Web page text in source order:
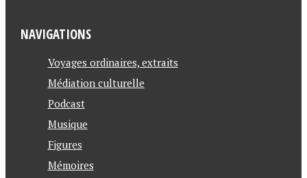
NAVIGATIONS
Voyages ordinaires, extraits
Médiation culturelle
Podcast
Musique
Figures
Mémoires